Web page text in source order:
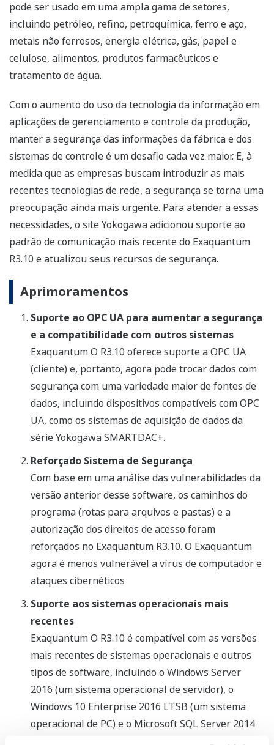
pode ser usado em uma ampla gama de setores,
incluindo petróleo, refino, petroquímica, ferro e aço,
metais não ferrosos, energia elétrica, gás, papel e
celulose, alimentos, produtos farmacêuticos e
tratamento de água.
Com o aumento do uso da tecnologia da informação em
aplicações de gerenciamento e controle da produção,
manter a segurança das informações da fábrica e dos
sistemas de controle é um desafio cada vez maior. E, à
medida que as empresas buscam introduzir as mais
recentes tecnologias de rede, a segurança se torna uma
preocupação ainda mais urgente. Para atender a essas
necessidades, o site Yokogawa adicionou suporte ao
padrão de comunicação mais recente do Exaquantum
R3.10 e atualizou seus recursos de segurança.
Aprimoramentos
Suporte ao OPC UA para aumentar a segurança
e a compatibilidade com outros sistemas
Exaquantum O R3.10 oferece suporte a OPC UA
(cliente) e, portanto, agora pode trocar dados com
segurança com uma variedade maior de fontes de
dados, incluindo dispositivos compatíveis com OPC
UA, como os sistemas de aquisição de dados da
série Yokogawa SMARTDAC+.
Reforçado Sistema de Segurança
Com base em uma análise das vulnerabilidades da
versão anterior desse software, os caminhos do
programa (rotas para arquivos e pastas) e a
autorização dos direitos de acesso foram
reforçados no Exaquantum R3.10. O Exaquantum
agora é menos vulnerável a vírus de computador e
ataques cibernéticos
Suporte aos sistemas operacionais mais
recentes
Exaquantum O R3.10 é compatível com as versões
mais recentes de sistemas operacionais e outros
tipos de software, incluindo o Windows Server
2016 (um sistema operacional de servidor), o
Windows 10 Enterprise 2016 LTSB (um sistema
operacional de PC) e o Microsoft SQL Server 2014